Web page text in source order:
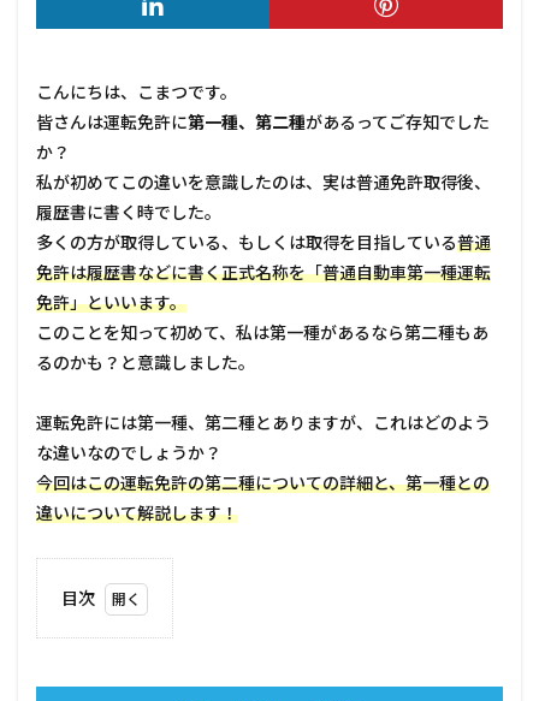
こんにちは、こまつです。
皆さんは運転免許に第一種、第二種があるってご存知でした
か？
私が初めてこの違いを意識したのは、実は普通免許取得後、
履歴書に書く時でした。
多くの方が取得している、もしくは取得を目指している普通
免許は履歴書などに書く正式名称を「普通自動車第一種運転
免許」といいます。
このことを知って初めて、私は第一種があるなら第二種もあ
るのかも？と意識しました。
運転免許には第一種、第二種とありますが、これはどのよう
な違いなのでしょうか？
今回はこの運転免許の第二種についての詳細と、第一種との
違いについて解説します！
目次